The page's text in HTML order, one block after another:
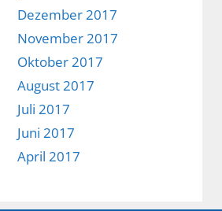
Dezember 2017
November 2017
Oktober 2017
August 2017
Juli 2017
Juni 2017
April 2017